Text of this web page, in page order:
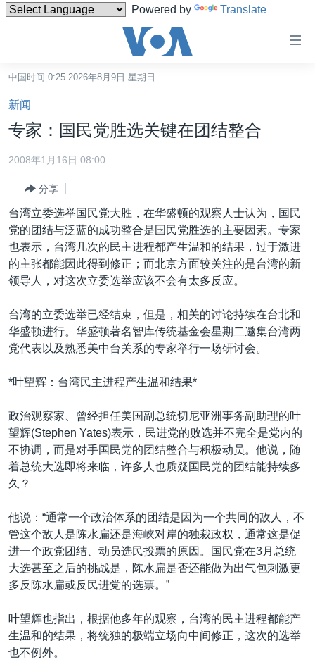
Powered by Translate
碍
链
接
转
索
中国
港澳
国际
最新国际新闻
印太
欧洲
非洲
分类新闻
经济·金融·贸易
科教·文娱·体健
军事
美中关系
白宫要闻
国会报道
埃博拉疫情
美国之音专访
重要讲话与声明
南中国海争端
关注西藏
关注新疆
VOA视频
VOA今日焦点
关注我们
中国时间 0:25 2026年8月9日 星期日
新闻
专家：国民党胜选关键在团结整合
2008年1月16日 08:00
分享
台湾立委选举国民党大胜，在华盛顿的观察人士认为，国民
党的团结与泛蓝的成功整合是国民党胜选的主要因素。专家
也表示，台湾几次的民主进程都产生温和的结果，过于激进
的主张都能因此得到修正；而北京方面较关注的是台湾的新
领导人，对这次立委选举应该不会有太多反应。
台湾的立委选举已经结束，但是，相关的讨论持续在台北和
华盛顿进行。华盛顿著名智库传统基金会星期二邀集台湾两
党代表以及熟悉美中台关系的专家举行一场研讨会。
*叶望辉：台湾民主进程产生温和结果*
政治观察家、曾经担任美国副总统切尼亚洲事务副助理的叶
望辉(Stephen Yates)表示，民进党的败选并不完全是党内的
不协调，而是对手国民党的团结整合与积极动员。他说，随
着总统大选即将来临，许多人也质疑国民党的团结能持续多
久？
他说：“通常一个政治体系的团结是因为一个共同的敌人，不
管这个敌人是陈水扁还是海峡对岸的独裁政权，通常这是促
进一个政党团结、动员选民投票的原因。国民党在3月总统
大选甚至之后的挑战是，陈水扁是否还能做为出气包刺激更
多反陈水扁或反民进党的选票。”
叶望辉也指出，根据他多年的观察，台湾的民主进程都能产
生温和的结果，将统独的极端立场向中间修正，这次的选举
也不例外。